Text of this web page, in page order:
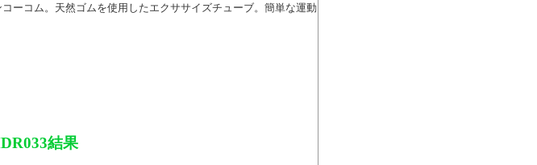
ーコム。天然ゴムを使用したエクササイズチューブ。簡単な運動
結果